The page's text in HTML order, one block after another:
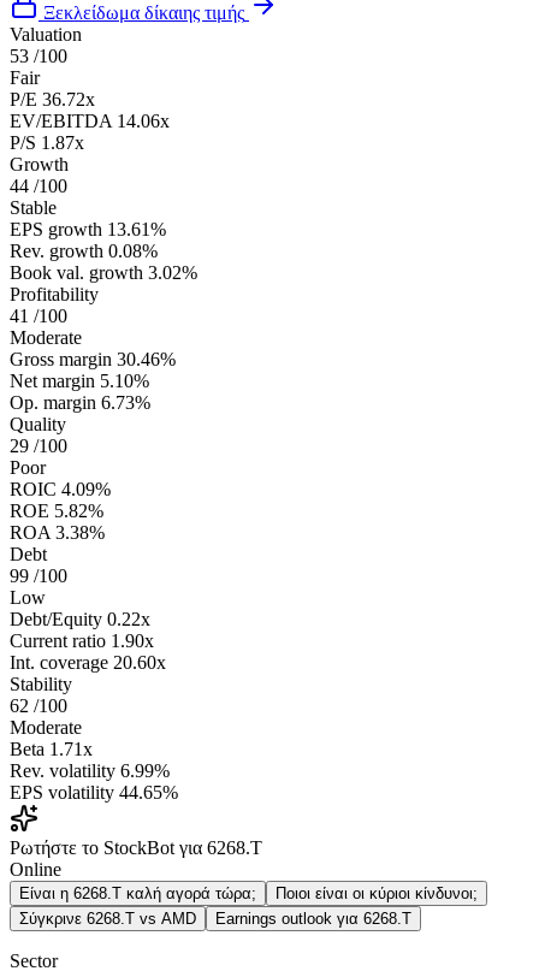
Ξεκλείδωμα δίκαιης τιμής
Valuation
53 /100
Fair
P/E 36.72x
EV/EBITDA 14.06x
P/S 1.87x
Growth
44 /100
Stable
EPS growth 13.61%
Rev. growth 0.08%
Book val. growth 3.02%
Profitability
41 /100
Moderate
Gross margin 30.46%
Net margin 5.10%
Op. margin 6.73%
Quality
29 /100
Poor
ROIC 4.09%
ROE 5.82%
ROA 3.38%
Debt
99 /100
Low
Debt/Equity 0.22x
Current ratio 1.90x
Int. coverage 20.60x
Stability
62 /100
Moderate
Beta 1.71x
Rev. volatility 6.99%
EPS volatility 44.65%
Ρωτήστε το StockBot για 6268.T
Online
Είναι η 6268.T καλή αγορά τώρα;
Ποιοι είναι οι κύριοι κίνδυνοι;
Σύγκρινε 6268.T vs AMD
Earnings outlook για 6268.T
Sector